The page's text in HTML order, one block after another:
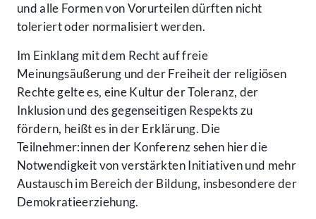
und alle Formen von Vorurteilen dürften nicht
toleriert oder normalisiert werden.
Im Einklang mit dem Recht auf freie
Meinungsäußerung und der Freiheit der religiösen
Rechte gelte es, eine Kultur der Toleranz, der
Inklusion und des gegenseitigen Respekts zu
fördern, heißt es in der Erklärung. Die
Teilnehmer:innen der Konferenz sehen hier die
Notwendigkeit von verstärkten Initiativen und mehr
Austausch im Bereich der Bildung, insbesondere der
Demokratieerziehung.